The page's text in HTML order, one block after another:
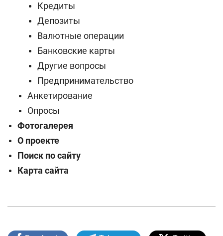
Кредиты
Депозиты
Валютные операции
Банковские карты
Другие вопросы
Предпринимательство
Анкетирование
Опросы
Фотогалерея
О проекте
Поиск по сайту
Карта сайта